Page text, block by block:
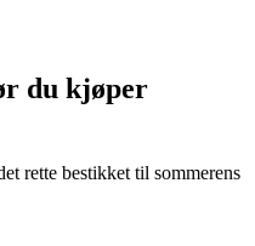
du kjøper
rette bestikket til sommerens